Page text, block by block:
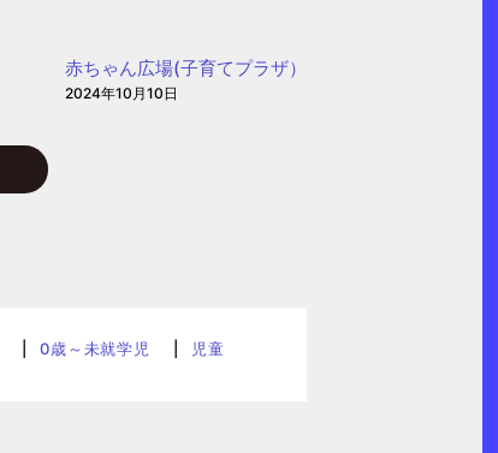
赤ちゃん広場(子育てプラザ）
2024年10月10日
0歳～未就学児 児童